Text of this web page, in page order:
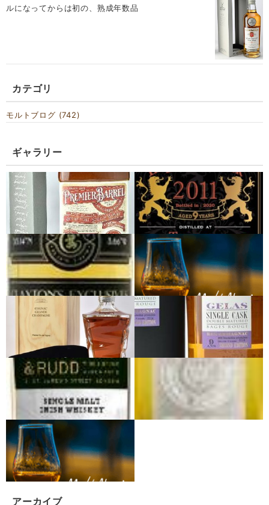
ルになってからは初の、熟成年数品
カテゴリ
モルトブログ (742)
ギャラリー
アーカイブ